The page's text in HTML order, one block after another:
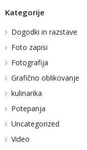
Kategorije
Dogodki in razstave
Foto zapisi
Fotografija
Grafično oblikovanje
kulinarika
Potepanja
Uncategorized
Video